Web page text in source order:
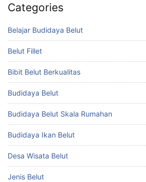
Categories
Belajar Budidaya Belut
Belut Fillet
Bibit Belut Berkualitas
Budidaya Belut
Budidaya Belut Skala Rumahan
Budidaya Ikan Belut
Desa Wisata Belut
Jenis Belut